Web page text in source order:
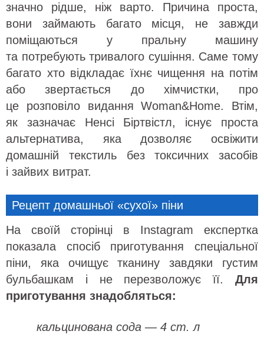
значно рідше, ніж варто. Причина проста,
вони займають багато місця, не завжди
поміщаються у пральну машину
та потребують тривалого сушіння. Саме тому
багато хто відкладає їхнє чищення на потім
або звертається до хімчистки, про
це розповіло видання Woman&Home. Втім,
як зазначає Ненсі Біртвістл, існує проста
альтернатива, яка дозволяє освіжити
домашній текстиль без токсичних засобів
і зайвих витрат.
Рецепт домашньої «сухої» піни
На своїй сторінці в Instagram експертка
показала спосіб приготування спеціальної
піни, яка очищує тканину завдяки густим
бульбашкам і не перезволожує її. Для
приготування знадобляться:
кальцинована сода — 4 ст. л